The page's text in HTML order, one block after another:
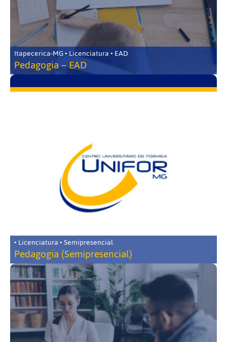
Itapecerica-MG • Licenciatura • EAD
Pedagogia – EAD
• Licenciatura • Semipresencial
Pedagogia (Semipresencial)